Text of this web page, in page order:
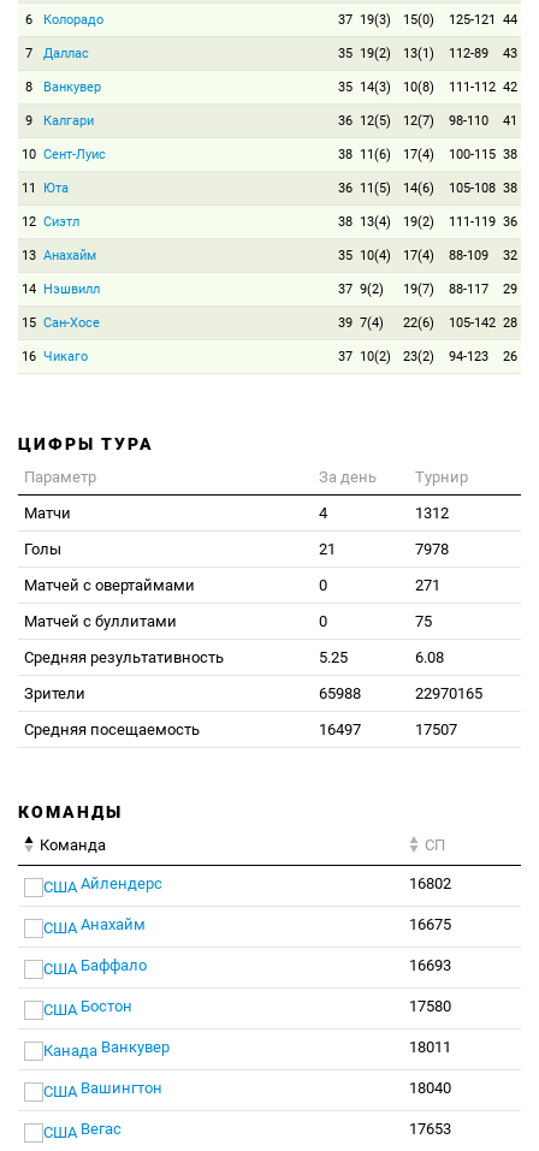
6 Колорадо 37 19(3) 15(0) 125-121 44
7 Даллас 35 19(2) 13(1) 112-89 43
8 Ванкувер 35 14(3) 10(8) 111-112 42
9 Калгари 36 12(5) 12(7) 98-110 41
10 Сент-Луис 38 11(6) 17(4) 100-115 38
11 Юта 36 11(5) 14(6) 105-108 38
12 Сиэтл 38 13(4) 19(2) 111-119 36
13 Анахайм 35 10(4) 17(4) 88-109 32
14 Нэшвилл 37 9(2) 19(7) 88-117 29
15 Сан-Хосе 39 7(4) 22(6) 105-142 28
16 Чикаго 37 10(2) 23(2) 94-123 26
ЦИФРЫ ТУРА
Параметр За день
Турнир
Матчи
4
1312
Голы
21
7978
Матчей с овертаймами
0
271
Матчей с буллитами
0
75
Средняя результативность
5.25
6.08
Зрители
65988
22970165
Средняя посещаемость
16497 17507
КОМАНДЫ
Команда СП
Айлендерс 16802
Анахайм 16675
Баффало 16693
Бостон 17580
Ванкувер 18011
Вашингтон 18040
Вегас 17653